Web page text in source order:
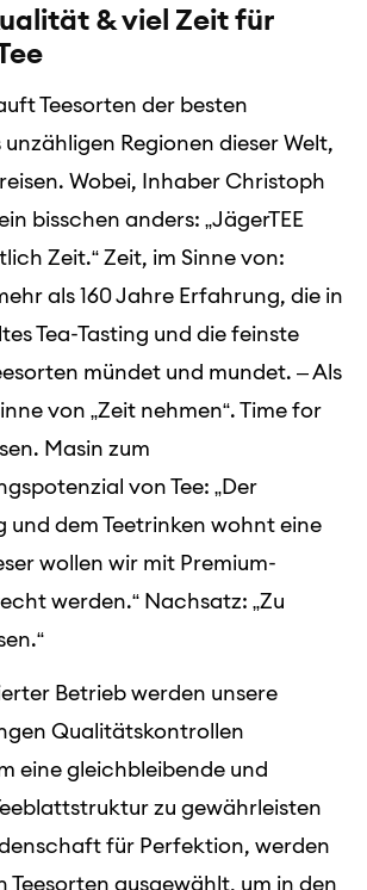
& viel Zeit für
Teesorten der besten
Regionen dieser Welt,
Wobei, Inhaber Christoph
bisschen anders: „JägerTEE
Zeit.“ Zeit, im Sinne von:
als 160 Jahre Erfahrung, die in
Tea-Tasting und die feinste
mündet und mundet. – Als
von „Zeit nehmen“. Time for
Masin zum
von Tee: „Der
und dem Teetrinken wohnt eine
wollen wir mit Premium-
werden.“ Nachsatz: „Zu
Betrieb werden unsere
Qualitätskontrollen
eine gleichbleibende und
zu gewährleisten
für Perfektion, werden
Teesorten ausgewählt, um in den